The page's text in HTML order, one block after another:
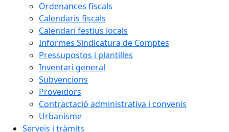
Ordenances fiscals
Calendaris fiscals
Calendari festius locals
Informes Sindicatura de Comptes
Pressupostos i plantilles
Inventari general
Subvencions
Proveïdors
Contractació administrativa i convenis
Urbanisme
Serveis i tràmits